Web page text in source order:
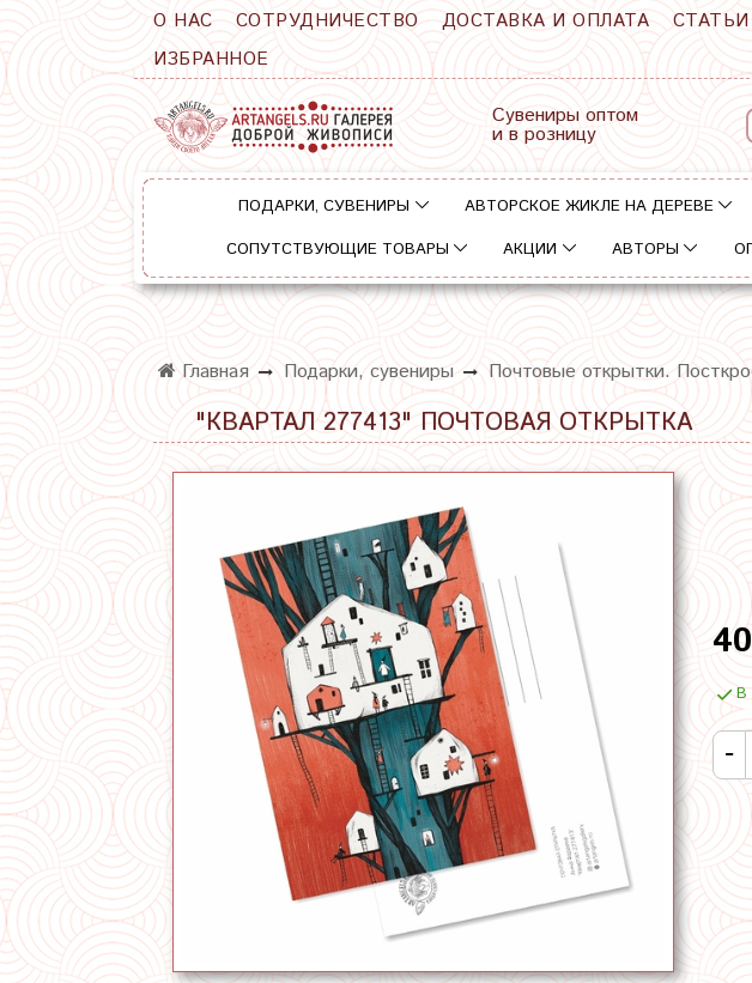
О НАС СОТРУДНИЧЕСТВО ДОСТАВКА И ОПЛАТА СТАТЬИ
ИЗБРАННОЕ
Сувениры оптом
и в розницу
ПОДАРКИ, СУВЕНИРЫ АВТОРСКОЕ ЖИКЛЕ НА ДЕРЕВЕ
СОПУТСТВУЮЩИЕ ТОВАРЫ
АКЦИИ АВТОРЫ
Главная Подарки, сувениры Почтовые открытки.
"КВАРТАЛ 277413" ПОЧТОВАЯ ОТКРЫТКА
В